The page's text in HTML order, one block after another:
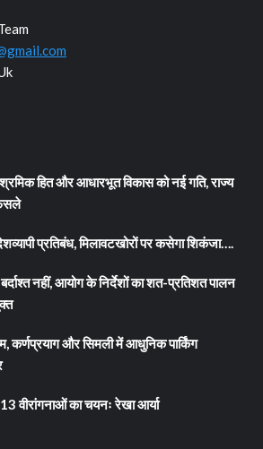
हित और आधारभूत विकास को नई गति, राज्य
प्रतिबंध, मिलावटखोरों पर कसेगा शिकंजा….
नहीं, आयोग के निर्देशों का शत-प्रतिशत पालन
कर्णप्रयाग और सिमली में आधुनिक पार्किंग
वीरांगनाओं का चयनः रेखा आर्या